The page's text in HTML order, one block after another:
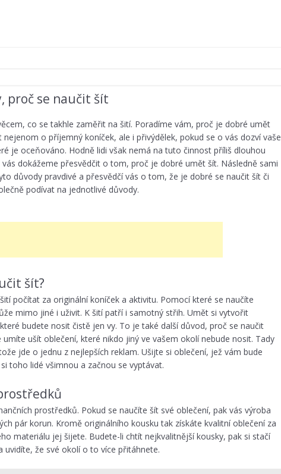
proč se naučit šít
co se takhle zaměřit na šití. Poradíme vám, proč je dobré umět
o příjemný koníček, ale i přivýdělek, pokud se o vás dozví vaše
je oceňováno. Hodně lidi však nemá na tuto činnost příliš dlouhou
dokážeme přesvědčit o tom, proč je dobré umět šít. Následně sami
důvody pravdivé a přesvědčí vás o tom, že je dobré se naučit šít či
podívat na jednotlivé důvody.
šít?
počítat za originální koníček a aktivitu. Pomocí které se naučíte
mimo jiné i uživit. K šití patří i samotný střih. Umět si vytvořit
budete nosit čistě jen vy. To je také další důvod, proč se naučit
ušít oblečení, které nikdo jiný ve vašem okolí nebude nosit. Tady
jde o jednu z nejlepších reklam. Ušijte si oblečení, jež vám bude
toho lidé všimnou a začnou se vyptávat.
prostředků. Pokud se naučíte šít své oblečení, pak vás výroba
pár korun. Kromě originálního kousku tak získáte kvalitní oblečení za
materiálu jej šijete. Budete-li chtít nejkvalitnější kousky, pak si stačí
uvidíte, že své okolí o to více přitáhnete.